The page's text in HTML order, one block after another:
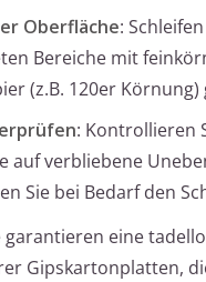
Oberfläche:
Bereiche mit
(z.B. 120er Körnung)
: Kontrollieren
auf verbliebene
Sie bei Bedarf den
garantieren eine
Gipskartonplatten,